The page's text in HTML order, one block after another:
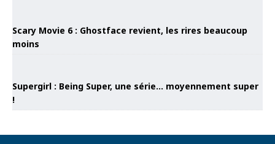
Scary Movie 6 : Ghostface revient, les rires beaucoup
moins
Supergirl : Being Super, une série… moyennement super
!